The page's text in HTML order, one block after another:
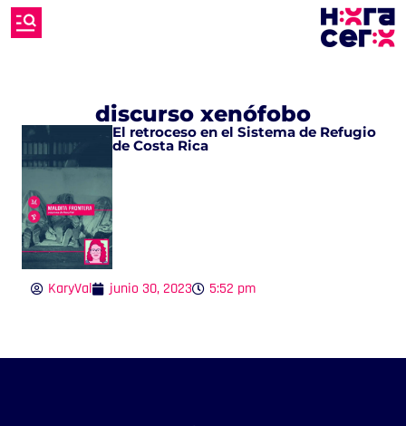
discurso xenófobo
El retroceso en el Sistema de Refugio
de Costa Rica
KaryVal junio 30, 2023 5:52 pm